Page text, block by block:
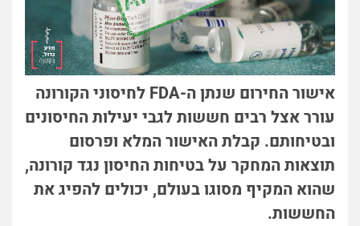
אישור החירום שנתן ה-FDA לחיסוני הקורונה
עורר אצל רבים חששות לגבי יעילות החיסונים
ובטיחותם. קבלת האישור המלא ופרסום
תוצאות המחקר על בטיחות החיסון נגד קורונה,
שהוא המקיף מסוגו בעולם, יכולים להפיג את
החששות.